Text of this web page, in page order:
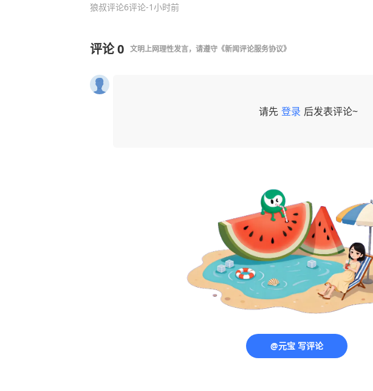
狼叔评论6评论-1小时前
评论0 文明上网理性发言，请遵守 《新闻评论服务协议》
请先 登录 后发表评论~
@元宝 写评论